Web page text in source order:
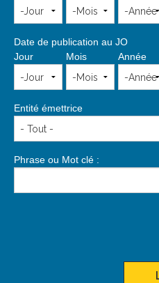
Date de publication au JO
Jour
Mois Année
Entité émettrice
Phrase ou Mot clé :